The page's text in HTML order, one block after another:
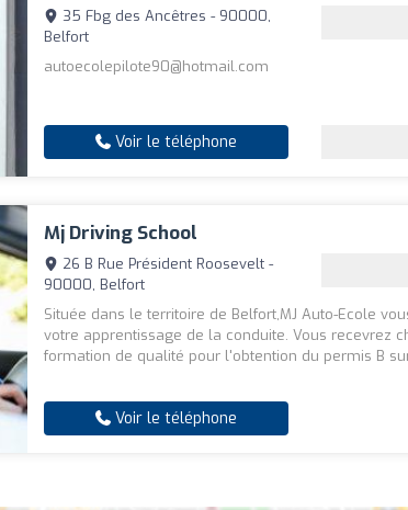
35 Fbg des Ancêtres - 90000,
Belfort
autoecolepilote90@hotmail.com
Voir le téléphone
Mj Driving School
26 B Rue Président Roosevelt -
90000, Belfort
Située dans le territoire de Belfort,MJ Auto-Ecole
votre apprentissage de la conduite. Vous recevrez
formation de qualité pour l'obtention du permis B
Voir le téléphone